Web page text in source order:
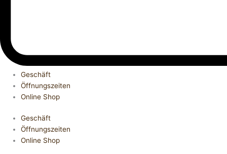
Geschäft
Öffnungszeiten
Online Shop
Geschäft
Öffnungszeiten
Online Shop